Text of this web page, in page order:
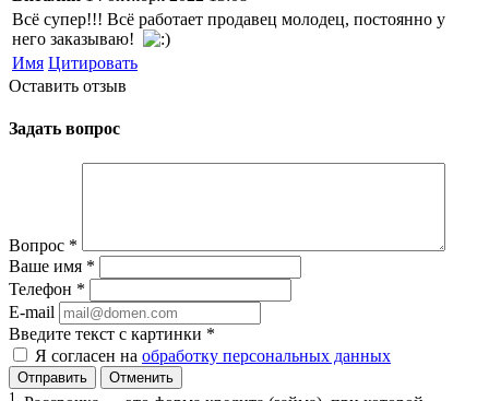
Всё супер!!! Всё работает продавец молодец, постоянно у
него заказываю!
Имя Цитировать
Оставить отзыв
Задать вопрос
Вопрос *
Ваше имя *
Телефон *
E-mail
Введите текст с картинки *
Я согласен на обработку персональных данных
Отменить
1.